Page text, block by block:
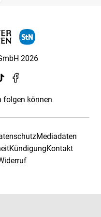
2026
folgen können
Mediadaten
KündigungKontakt